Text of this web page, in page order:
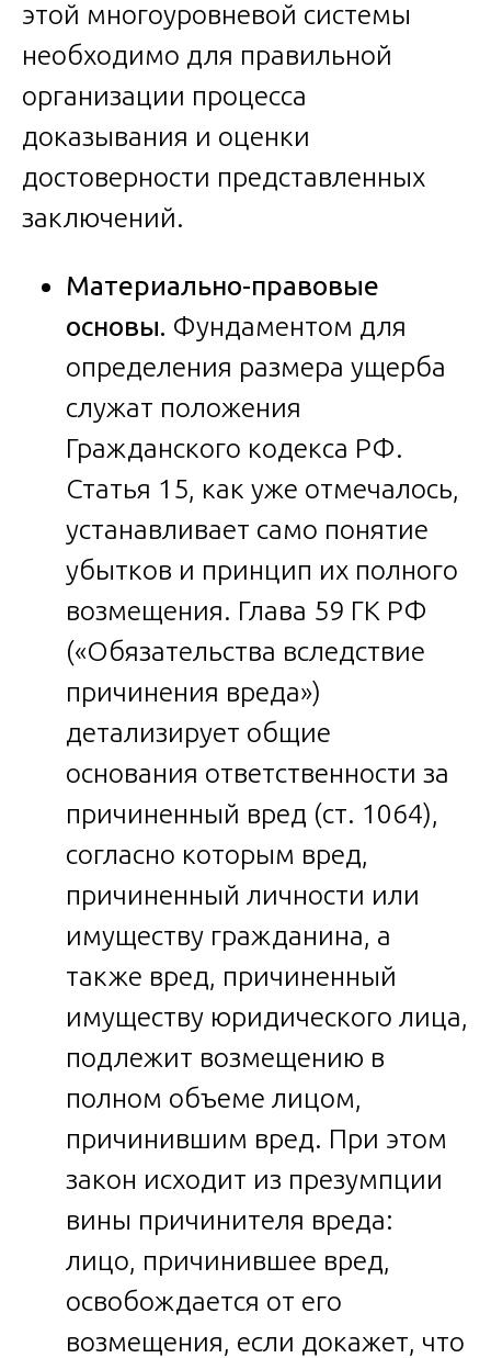
этой многоуровневой системы
необходимо для правильной
организации процесса
доказывания и оценки
достоверности представленных
заключений.
Материально-правовые
основы. Фундаментом для
определения размера ущерба
служат положения
Гражданского кодекса РФ.
Статья 15, как уже отмечалось,
устанавливает само понятие
убытков и принцип их полного
возмещения. Глава 59 ГК РФ
(«Обязательства вследствие
причинения вреда»)
детализирует общие
основания ответственности за
причиненный вред (ст. 1064),
согласно которым вред,
причиненный личности или
имуществу гражданина, а
также вред, причиненный
имуществу юридического лица,
подлежит возмещению в
полном объеме лицом,
причинившим вред. При этом
закон исходит из презумпции
вины причинителя вреда:
лицо, причинившее вред,
освобождается от его
возмещения, если докажет, что